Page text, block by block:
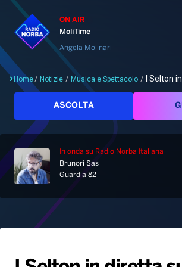
ON AIR
MoliTime
Angela Molinari
Cerca
Home
Palinsesto
Notizie
Home/ Notizie / Musica e Spettacolo / I Selton
ASCOLTA
In onda su Radio Norba Italiana
Brunori Sas
Guardia 82